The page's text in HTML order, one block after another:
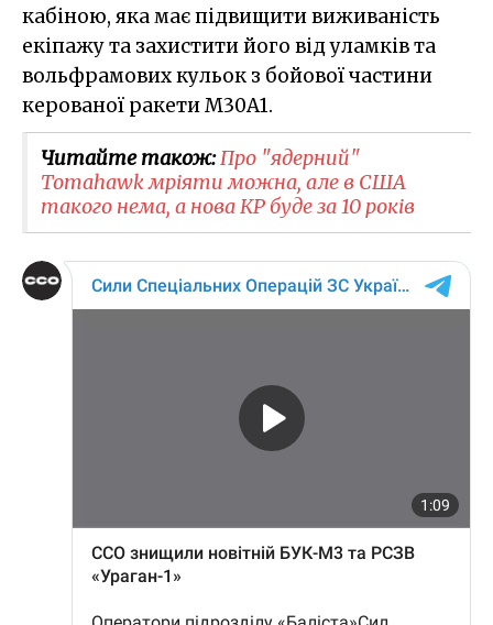
кабіною, яка має підвищити виживаність
екіпажу та захистити його від уламків та
вольфрамових кульок з бойової частини
керованої ракети M30A1.
Читайте також:Про "ядерний"
Tomahawk мріяти можна, але в США
такого нема, а нова КР буде за 10 років